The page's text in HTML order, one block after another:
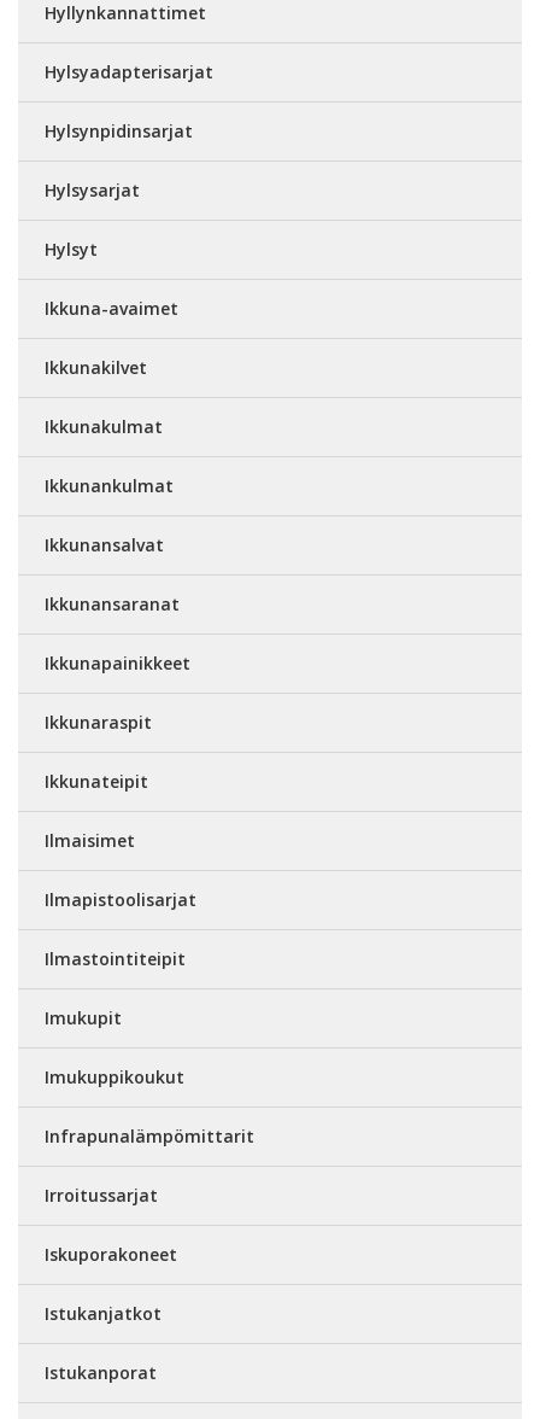
Hyllynkannattimet
Hylsyadapterisarjat
Hylsynpidinsarjat
Hylsysarjat
Hylsyt
Ikkuna-avaimet
Ikkunakilvet
Ikkunakulmat
Ikkunankulmat
Ikkunansalvat
Ikkunansaranat
Ikkunapainikkeet
Ikkunaraspit
Ikkunateipit
Ilmaisimet
Ilmapistoolisarjat
Ilmastointiteipit
Imukupit
Imukuppikoukut
Infrapunalämpömittarit
Irroitussarjat
Iskuporakoneet
Istukanjatkot
Istukanporat